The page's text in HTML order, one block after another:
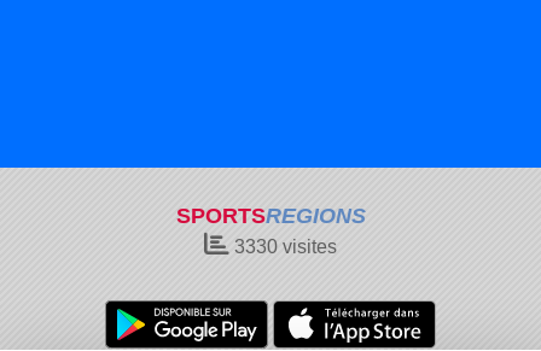
SPORTSREGIONS
3330 visites